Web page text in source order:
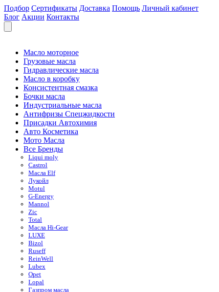
Подбор Сертификаты Доставка Помощь Личный кабинет
Блог Акции Контакты
Масло моторное
Грузовые масла
Гидравлические масла
Масло в коробку
Консистентная смазка
Бочки масла
Индустриальные масла
Антифризы Спецжидкости
Присадки Автохимия
Авто Косметика
Мото Масла
Все Бренды
Liqui moly
Castrol
Масла Elf
Лукойл
Motul
G-Energy
Mannol
Zic
Total
Масла Hi-Gear
LUXE
Bizol
Ruseff
ReinWell
Lubex
Opet
Lopal
Газпром масла